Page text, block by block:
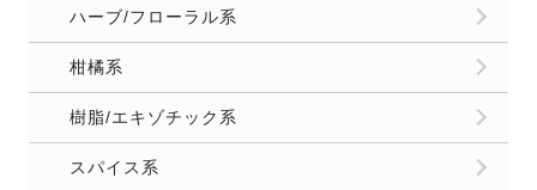
ハーブ/フローラル系
柑橘系
樹脂/エキゾチック系
スパイス系